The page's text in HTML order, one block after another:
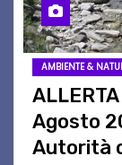
AMBIENTE &
Agosto
Autorità